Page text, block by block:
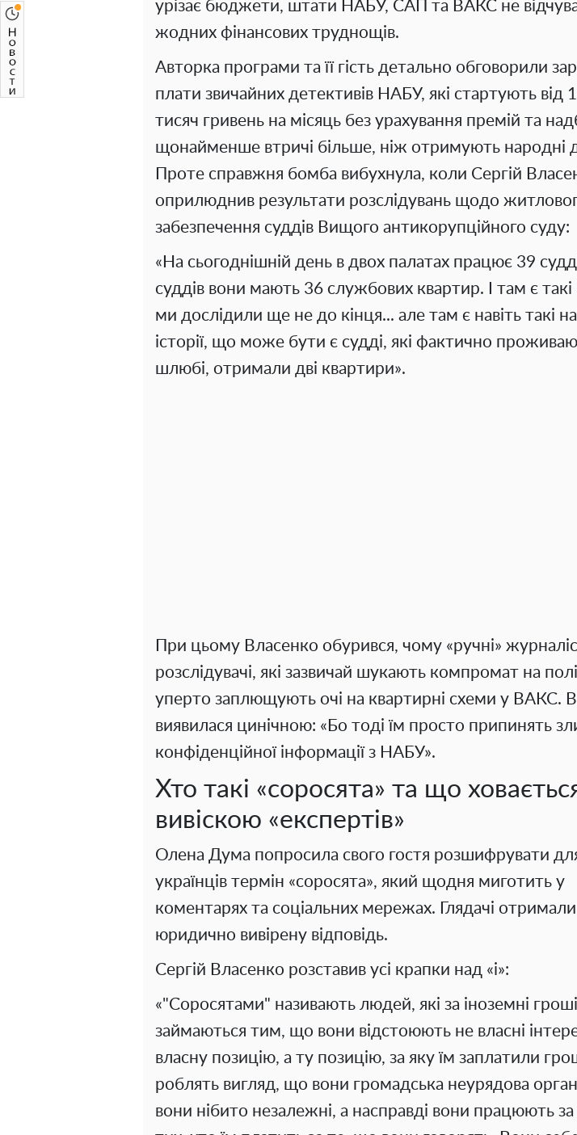
урізає бюджети, штати НАБУ, САП та ВАКС не
жодних фінансових труднощів.
Авторка програми та її гість детально обговорили
плати звичайних детективів НАБУ, які стартують від
тисяч гривень на місяць без урахування премій та
щонайменше втричі більше, ніж отримують народні
Проте справжня бомба вибухнула, коли Сергій
оприлюднив результати розслідувань щодо
забезпечення суддів Вищого антикорупційного суду:
«На сьогоднішній день в двох палатах працює 39
суддів вони мають 36 службових квартир. І там є такі
ми дослідили ще не до кінця... але там є навіть такі
історії, що може бути є судді, які фактично
шлюбі, отримали дві квартири».
При цьому Власенко обурився, чому «ручні»
розслідувачі, які зазвичай шукають компромат на
уперто заплющують очі на квартирні схеми у ВАКС.
виявилася цинічною: «Бо тоді їм просто припинять
конфіденційної інформації з НАБУ».
Хто такі «соросята» та що
вивіскою «експертів»
Олена Дума попросила свого гостя розшифрувати
українців термін «соросята», який щодня миготить у
коментарях та соціальних мережах. Глядачі отримали
юридично вивірену відповідь.
Сергій Власенко розставив усі крапки над «і»:
«"Соросятами" називають людей, які за іноземні гроші
займаються тим, що вони відстоюють не власні
власну позицію, а ту позицію, за яку їм заплатили
роблять вигляд, що вони громадська неурядова
вони нібито незалежні, а насправді вони працюють за